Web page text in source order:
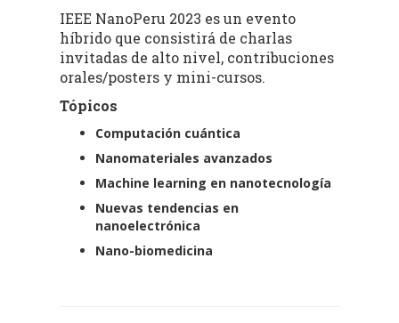
IEEE NanoPeru 2023 es un evento
híbrido que consistirá de charlas
invitadas de alto nivel, contribuciones
orales/posters y mini-cursos.
Tópicos
Computación cuántica
Nanomateriales avanzados
Machine learning en nanotecnología
Nuevas tendencias en
nanoelectrónica
Nano-biomedicina